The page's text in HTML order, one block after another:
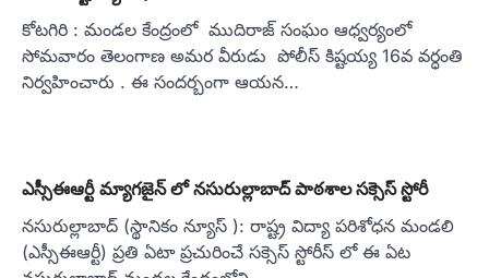
కోటగిరి : మండల కేంద్రంలో ముదిరాజ్ సంఘం ఆధ్వర్యంలో
సోమవారం తెలంగాణ అమర వీరుడు పోలీస్ కిష్టయ్య 16వ వర్ధంతి
నిర్వహించారు . ఈ సందర్బంగా ఆయన…
ఎస్సీఈఆర్టీ మ్యాగజైన్ లో నసురుల్లాబాద్ పాఠశాల సక్సెస్ స్టోరీ
నసురుల్లాబాద్ (స్థానికం న్యూస్ ): రాష్ట్ర విద్యా పరిశోధన మండలి
(ఎస్సీఈఆర్టీ) ప్రతి ఏటా ప్రచురించే సక్సెస్ స్టోరీస్ లో ఈ ఏట